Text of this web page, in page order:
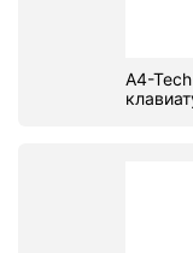
A4-